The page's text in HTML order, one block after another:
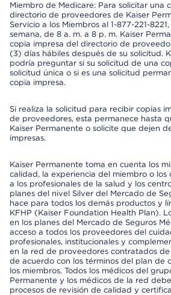
Miembro de Medicare: Para solicitar una
directorio de proveedores de Kaiser
Servicio a los Miembros al 1-877-221-
semana, de 8 a. m. a 8 p. m. Kaiser
copia impresa del directorio de
(3) días hábiles después de su solicitud.
podría preguntar si su solicitud de una
solicitud única o si es una solicitud
copia impresa.
Si realiza la solicitud para recibir copias
de proveedores, esta permanece hasta
Kaiser Permanente o solicite que dejen
impresas.
Kaiser Permanente toma en cuenta los
calidad, la experiencia del miembro o los
a los profesionales de la salud y los
planes del nivel Silver del Mercado de
hace para todos los demás productos y
KFHP (Kaiser Foundation Health Plan).
en los planes del Mercado de Seguros
acceso a todos los proveedores del
profesionales, institucionales y
en la red de proveedores contratados de
de acuerdo con los términos del plan de
los miembros. Todos los médicos del
Permanente y los médicos de la red
procesos de revisión de calidad y